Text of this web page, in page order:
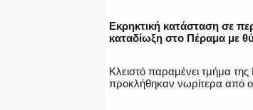
Εκρηκτική κατάσταση σε
καταδίωξη στο Πέραμα με
Κλειστό παραμένει τμήμα
προκλήθηκαν νωρίτερα από